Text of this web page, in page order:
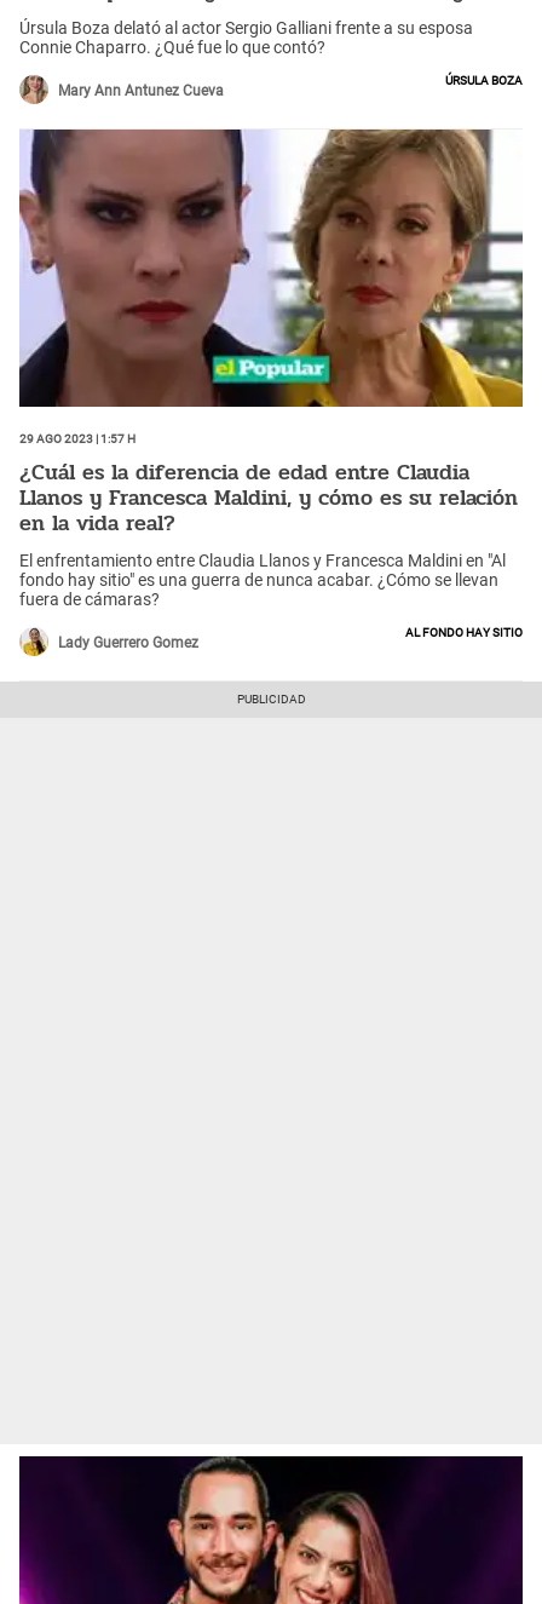
Úrsula Boza delató al actor Sergio Galliani frente a su esposa
Connie Chaparro. ¿Qué fue lo que contó?
Mary Ann Antunez Cueva
Úrsula Boza
29 Ago 2023 | 1:57 h
¿Cuál es la diferencia de edad entre Claudia
Llanos y Francesca Maldini, y cómo es su relación
en la vida real?
El enfrentamiento entre Claudia Llanos y Francesca Maldini en "Al
fondo hay sitio" es una guerra de nunca acabar. ¿Cómo se llevan
fuera de cámaras?
Lady Guerrero Gomez
Al fondo hay sitio